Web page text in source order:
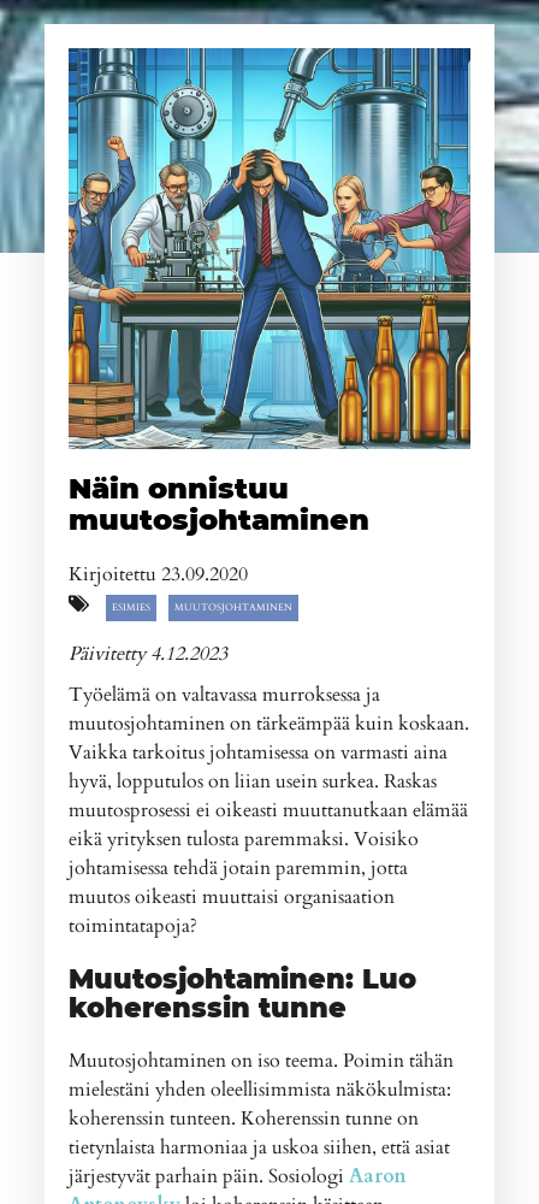
Näin onnistuu
muutosjohtaminen
Kirjoitettu 23.09.2020
ESIMIES MUUTOSJOHTAMINEN
Päivitetty 4.12.2023
Työelämä on valtavassa murroksessa ja
muutosjohtaminen on tärkeämpää kuin koskaan.
Vaikka tarkoitus johtamisessa on varmasti aina
hyvä, lopputulos on liian usein surkea. Raskas
muutosprosessi ei oikeasti muuttanutkaan elämää
eikä yrityksen tulosta paremmaksi. Voisiko
johtamisessa tehdä jotain paremmin, jotta
muutos oikeasti muuttaisi organisaation
toimintatapoja?
Muutosjohtaminen: Luo
koherenssin tunne
Muutosjohtaminen on iso teema. Poimin tähän
mielestäni yhden oleellisimmista näkökulmista:
koherenssin tunteen. Koherenssin tunne on
tietynlaista harmoniaa ja uskoa siihen, että asiat
järjestyvät parhain päin. SosiologiAaron